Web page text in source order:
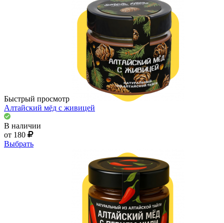
Быстрый просмотр
Алтайский мёд с живицей
В наличии
от 180
Выбрать